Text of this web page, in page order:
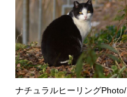
ナチュラルヒーリングPhoto/